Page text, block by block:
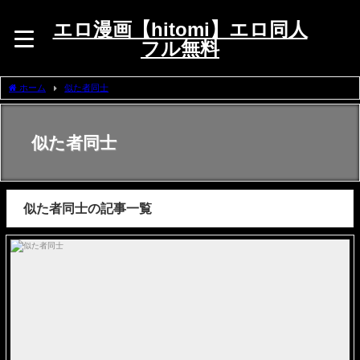
エロ漫画【hitomi】エロ同人
フル無料
ホーム 似た者同士
似た者同士
似た者同士の記事一覧